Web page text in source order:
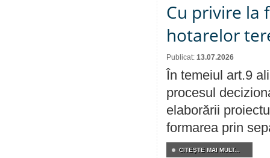
Cu privire la
hotarelor
Publicat: 13.07.2026
În temeiul art.9
procesul
elaborării
formarea prin
CITEŞTE MAI MULT...